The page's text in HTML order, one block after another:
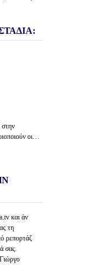
οι…
και άν
τη
ρεπορτάζ
σας.